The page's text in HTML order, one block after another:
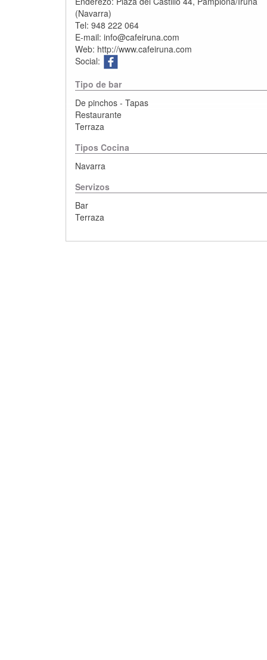
(Navarra)
Tel:948 222 064
E-mail:info@cafeiruna.com
Web: http://www.cafeiruna.com
Social:
Tipo de bar
De pinchos - Tapas
Restaurante
Terraza
Tipos Cocina
Navarra
Servizos
Bar
Terraza